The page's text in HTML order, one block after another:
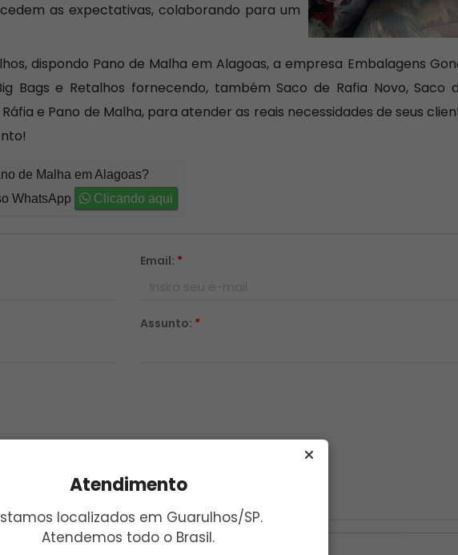
Atendimento
localizados em Guarulhos/SP.
Atendemos todo o Brasil.
as expectativas, colaborando para um
dispondo Pano de Malha em Alagoas, a empresa Embalagens
Bags e Retalhos fornecendo, também Saco de Rafia Novo, Saco
e Pano de Malha, para atender as reais necessidades de seus
de Malha em Alagoas?
WhatsApp Clicando aqui
Email: *
Assunto: *
Enviar